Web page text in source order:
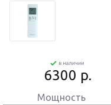
6300 p.
Мощность